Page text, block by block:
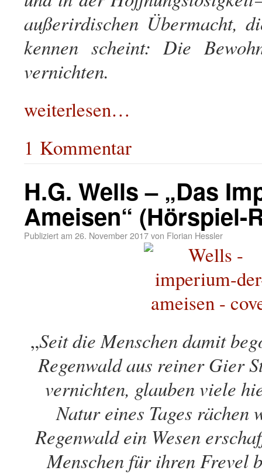
außerirdischen Übermacht,
kennen scheint: Die
vernichten.
weiterlesen…
1 Kommentar
H.G. Wells – „Das
Ameisen“ (Hörspiel-
Publiziert am 26. November 2017von Florian Hessler
„Seit die Menschen damit
Regenwald aus reiner Gier
vernichten, glauben viele
Natur eines Tages rächen
Regenwald ein Wesen
Menschen für ihren Frevel